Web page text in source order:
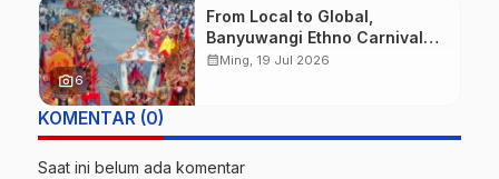
photo_camera6
From Local to Global,
Banyuwangi Ethno Carnival
Buktikan Budaya Lokal Mampu
calendar_monthMing, 19 Jul 2026
KOMENTAR (0)
Saat ini belum ada komentar